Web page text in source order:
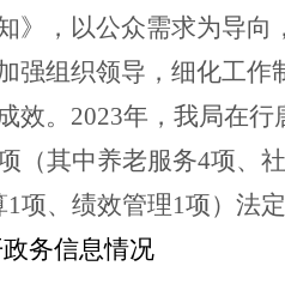
》
，以公众需求为导
强组织领导，细化工
效。 2023年，我局在行
（其中养老服务4项、
1项、绩效管理1项）法
务信息情况